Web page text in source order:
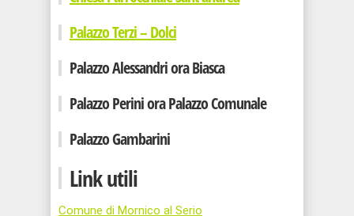
Palazzo Terzi – Dolci
Palazzo Alessandri ora Biasca
Palazzo Perini ora Palazzo Comunale
Palazzo Gambarini
Link utili
Comune di Mornico al Serio